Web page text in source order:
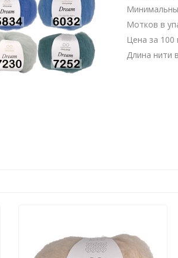
Мотков в
Цена за 100
Длина нити